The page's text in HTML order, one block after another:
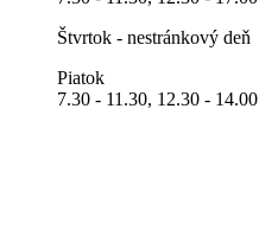
Štvrtok - nestránkový deň
Piatok
7.30 - 11.30, 12.30 - 14.00